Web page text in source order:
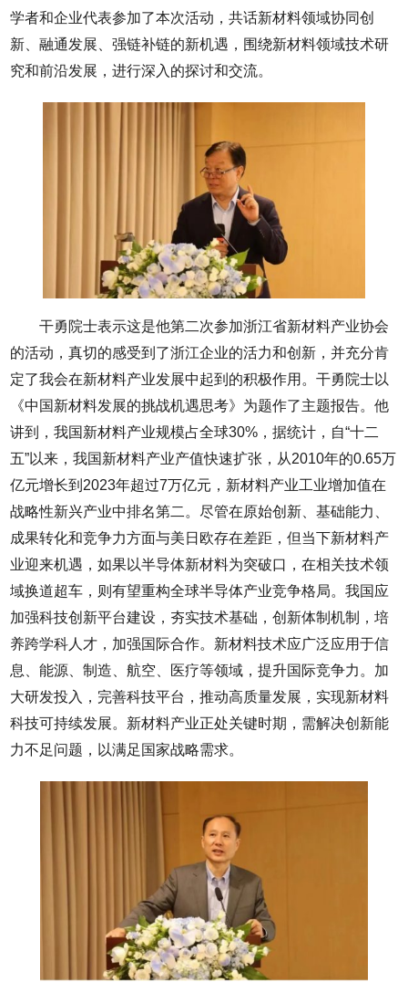
学者和企业代表参加了本次活动，共话新材料领域协同创
新、融通发展、强链补链的新机遇，围绕新材料领域技术研
究和前沿发展，进行深入的探讨和交流。
干勇院士表示这是他第二次参加浙江省新材料产业协会
的活动，真切的感受到了浙江企业的活力和创新，并充分肯
定了我会在新材料产业发展中起到的积极作用。干勇院士以
《中国新材料发展的挑战机遇思考》为题作了主题报告。他
讲到，我国新材料产业规模占全球30%，据统计，自“十二
五”以来，我国新材料产业产值快速扩张，从2010年的0.65万
亿元增长到2023年超过7万亿元，新材料产业工业增加值在
战略性新兴产业中排名第二。尽管在原始创新、基础能力、
成果转化和竞争力方面与美日欧存在差距，但当下新材料产
业迎来机遇，如果以半导体新材料为突破口，在相关技术领
域换道超车，则有望重构全球半导体产业竞争格局。我国应
加强科技创新平台建设，夯实技术基础，创新体制机制，培
养跨学科人才，加强国际合作。新材料技术应广泛应用于信
息、能源、制造、航空、医疗等领域，提升国际竞争力。加
大研发投入，完善科技平台，推动高质量发展，实现新材料
科技可持续发展。新材料产业正处关键时期，需解决创新能
力不足问题，以满足国家战略需求。